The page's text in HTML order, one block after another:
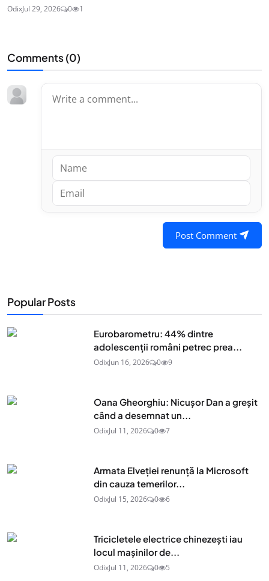
OdixJul 29, 2026 0 1
Comments (0)
Post Comment
Popular Posts
Eurobarometru: 44% dintre
adolescenţii români petrec prea...
OdixJun 16, 2026 0 9
Oana Gheorghiu: Nicușor Dan a greșit
când a desemnat un...
OdixJul 11, 2026 0 7
Armata Elveției renunță la Microsoft
din cauza temerilor...
OdixJul 15, 2026 0 6
Tricicletele electrice chinezești iau
locul mașinilor de...
OdixJul 11, 2026 0 5